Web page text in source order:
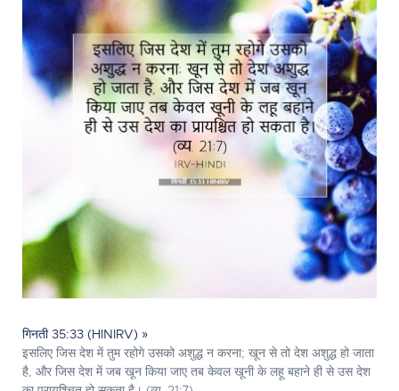
गिनती 35:33 (HINIRV) »
इसलिए जिस देश में तुम रहोगे उसको अशुद्ध न करना; खून से तो देश अशुद्ध हो जाता
है, और जिस देश में जब खून किया जाए तब केवल खूनी के लहू बहाने ही से उस देश